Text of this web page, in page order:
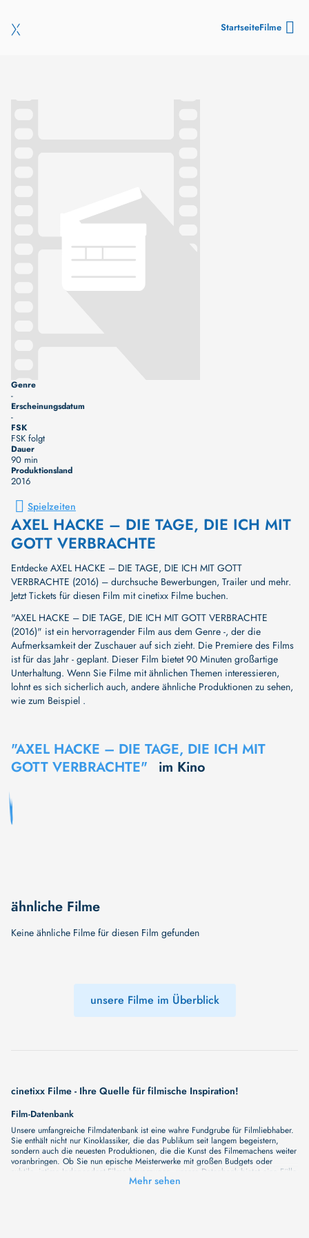
StartseiteFilme
Genre
-
Erscheinungsdatum
-
FSK
FSK folgt
Dauer
90 min
Produktionsland
2016
Spielzeiten
AXEL HACKE – DIE TAGE, DIE ICH MIT
GOTT VERBRACHTE
Entdecke AXEL HACKE – DIE TAGE, DIE ICH MIT GOTT
VERBRACHTE (2016) – durchsuche Bewerbungen, Trailer und mehr.
Jetzt Tickets für diesen Film mit cinetixx Filme buchen.
"AXEL HACKE – DIE TAGE, DIE ICH MIT GOTT VERBRACHTE
(2016)" ist ein hervorragender Film aus dem Genre -, der die
Aufmerksamkeit der Zuschauer auf sich zieht. Die Premiere des Films
ist für das Jahr - geplant. Dieser Film bietet 90 Minuten großartige
Unterhaltung. Wenn Sie Filme mit ähnlichen Themen interessieren,
lohnt es sich sicherlich auch, andere ähnliche Produktionen zu sehen,
wie zum Beispiel .
"AXEL HACKE – DIE TAGE, DIE ICH MIT
GOTT VERBRACHTE"
im Kino
ähnliche Filme
Keine ähnliche Filme für diesen Film gefunden
unsere Filme im Überblick
cinetixx Filme - Ihre Quelle für filmische Inspiration!
Film-Datenbank
Unsere umfangreiche Filmdatenbank ist eine wahre Fundgrube für Filmliebhaber.
Sie enthält nicht nur Kinoklassiker, die das Publikum seit langem begeistern,
sondern auch die neuesten Produktionen, die die Kunst des Filmemachens weiter
voranbringen. Ob Sie nun epische Meisterwerke mit großen Budgets oder
subtile, intime Independent-Filme bevorzugen, unsere Datenbank bietet eine Fülle
von Inhalten, die Ihr Herz und Ihren Geist berühren werden. Beim Durchstöbern
Mehr sehen